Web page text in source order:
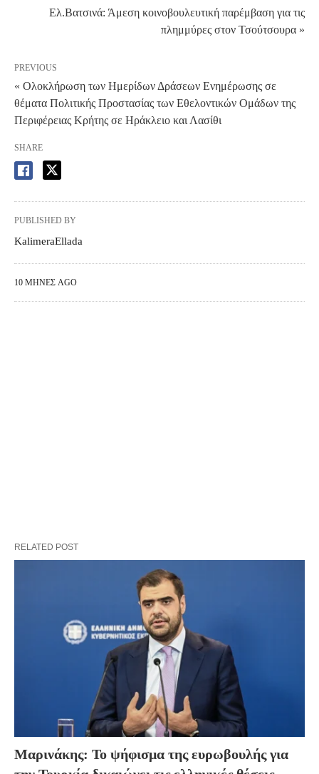
Ελ.Βατσινά: Άμεση κοινοβουλευτική παρέμβαση για τις
πλημμύρες στον Τσούτσουρα »
PREVIOUS
« Ολοκλήρωση των Ημερίδων Δράσεων Ενημέρωσης σε
θέματα Πολιτικής Προστασίας των Εθελοντικών Ομάδων της
Περιφέρειας Κρήτης σε Ηράκλειο και Λασίθι
SHARE
PUBLISHED BY
KalimeraEllada
10 ΜΉΝΕΣ AGO
RELATED POST
Μαρινάκης: Το ψήφισμα της ευρωβουλής για